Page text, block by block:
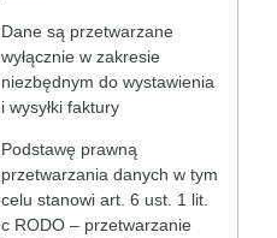
Dane są przetwarzane
wyłącznie w zakresie
niezbędnym do wystawienia
i wysyłki faktury
Podstawę prawną
przetwarzania danych w tym
celu stanowi art. 6 ust. 1 lit.
c RODO – przetwarzanie